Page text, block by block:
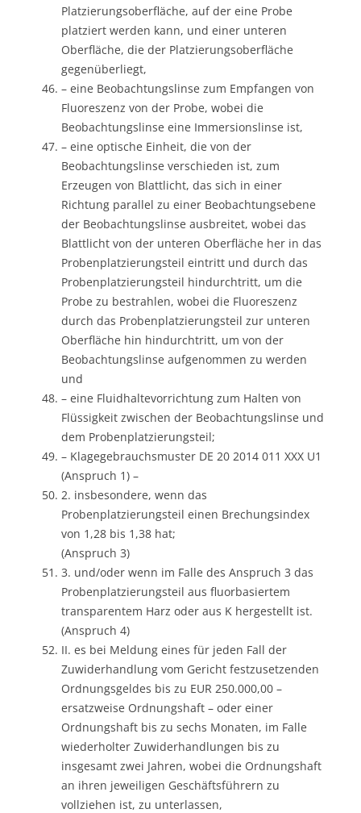
Platzierungsoberfläche, auf der eine Probe
platziert werden kann, und einer unteren
Oberfläche, die der Platzierungsoberfläche
gegenüberliegt,
– eine Beobachtungslinse zum Empfangen von
Fluoreszenz von der Probe, wobei die
Beobachtungslinse eine Immersionslinse ist,
– eine optische Einheit, die von der
Beobachtungslinse verschieden ist, zum
Erzeugen von Blattlicht, das sich in einer
Richtung parallel zu einer Beobachtungsebene
der Beobachtungslinse ausbreitet, wobei das
Blattlicht von der unteren Oberfläche her in das
Probenplatzierungsteil eintritt und durch das
Probenplatzierungsteil hindurchtritt, um die
Probe zu bestrahlen, wobei die Fluoreszenz
durch das Probenplatzierungsteil zur unteren
Oberfläche hin hindurchtritt, um von der
Beobachtungslinse aufgenommen zu werden
und
– eine Fluidhaltevorrichtung zum Halten von
Flüssigkeit zwischen der Beobachtungslinse und
dem Probenplatzierungsteil;
– Klagegebrauchsmuster DE 20 2014 011 XXX U1
(Anspruch 1) –
2. insbesondere, wenn das
Probenplatzierungsteil einen Brechungsindex
von 1,28 bis 1,38 hat;
(Anspruch 3)
3. und/oder wenn im Falle des Anspruch 3 das
Probenplatzierungsteil aus fluorbasiertem
transparentem Harz oder aus K hergestellt ist.
(Anspruch 4)
II. es bei Meldung eines für jeden Fall der
Zuwiderhandlung vom Gericht festzusetzenden
Ordnungsgeldes bis zu EUR 250.000,00 –
ersatzweise Ordnungshaft – oder einer
Ordnungshaft bis zu sechs Monaten, im Falle
wiederholter Zuwiderhandlungen bis zu
insgesamt zwei Jahren, wobei die Ordnungshaft
an ihren jeweiligen Geschäftsführern zu
vollziehen ist, zu unterlassen,